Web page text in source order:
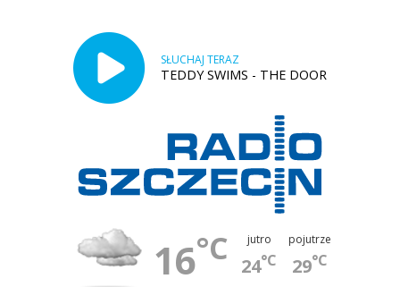
SŁUCHAJ TERAZ
TEDDY SWIMS - THE DOOR
16°C jutro
24°C
pojutrze
29°C